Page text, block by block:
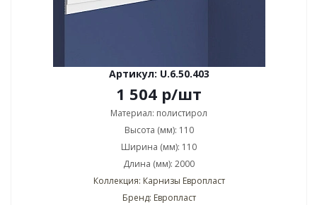
Артикул: U.6.50.403
1 504 р/шт
Материал: полистирол
Высота (мм): 110
Ширина (мм): 110
Длина (мм): 2000
Коллекция: Карнизы Европласт
Бренд: Европласт